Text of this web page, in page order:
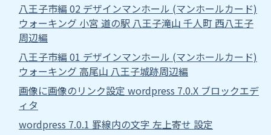
八王子市編 02 デザインマンホール (マンホールカード)
ウォーキング 小宮 道の駅 八王子滝山 千人町 西八王子
周辺編
八王子市編 01 デザインマンホール (マンホールカード)
ウォーキング 高尾山 八王子城跡周辺編
画像に画像のリンク設定 wordpress 7.0.X ブロックエデ
ィタ
wordpress 7.0.1 罫線内の文字 左上寄せ 設定